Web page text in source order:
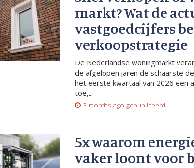
markt? Wat de
vastgoedcijfers
verkoopstrategie
De Nederlandse woningmarkt
de afgelopen jaren de schaarste
het eerste kwartaal van 2026 een
toe,...
3 months ago gepubliceerd
5x waarom
vaker loont voor